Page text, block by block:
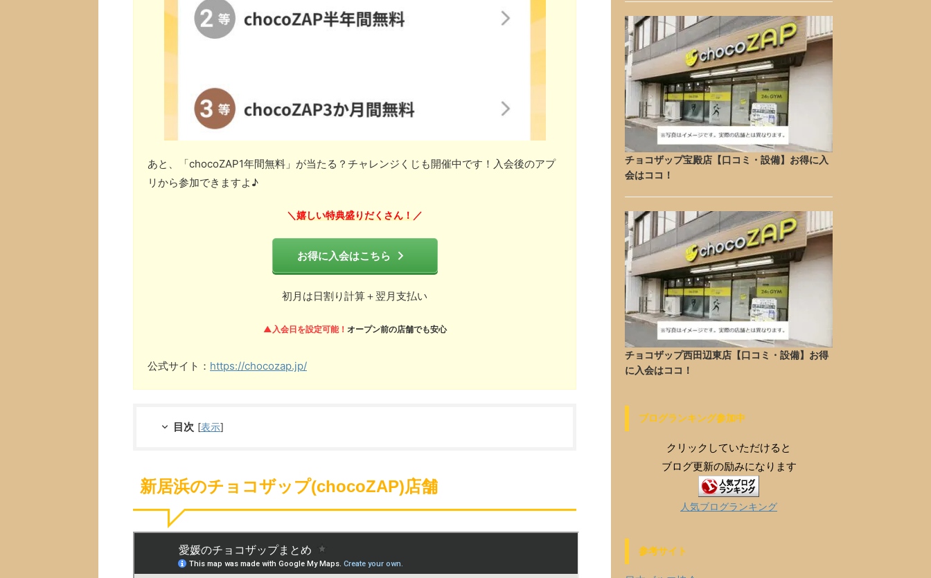
あと、「chocoZAP1年間無料」が当たる？チャレンジくじも開催中です！入会後のアプ
リから参加できますよ♪
＼ 嬉しい特典盛りだくさん！ ／
お得に入会はこちら
初月は日割り計算＋翌月支払い
▲入会日を設定可能！ オープン前の店舗でも安心
公式サイト： https://chocozap.jp/
目次 [表示]
新居浜のチョコザップ(chocoZAP)店舗
チョコザップ宝殿店【口コミ・設備】お得に入
会はココ！
チョコザップ西田辺東店【口コミ・設備】お得
に入会はココ！
ブログランキング参加中
クリックしていただけると
ブログ更新の励みになります
人気ブログランキング
参考サイト